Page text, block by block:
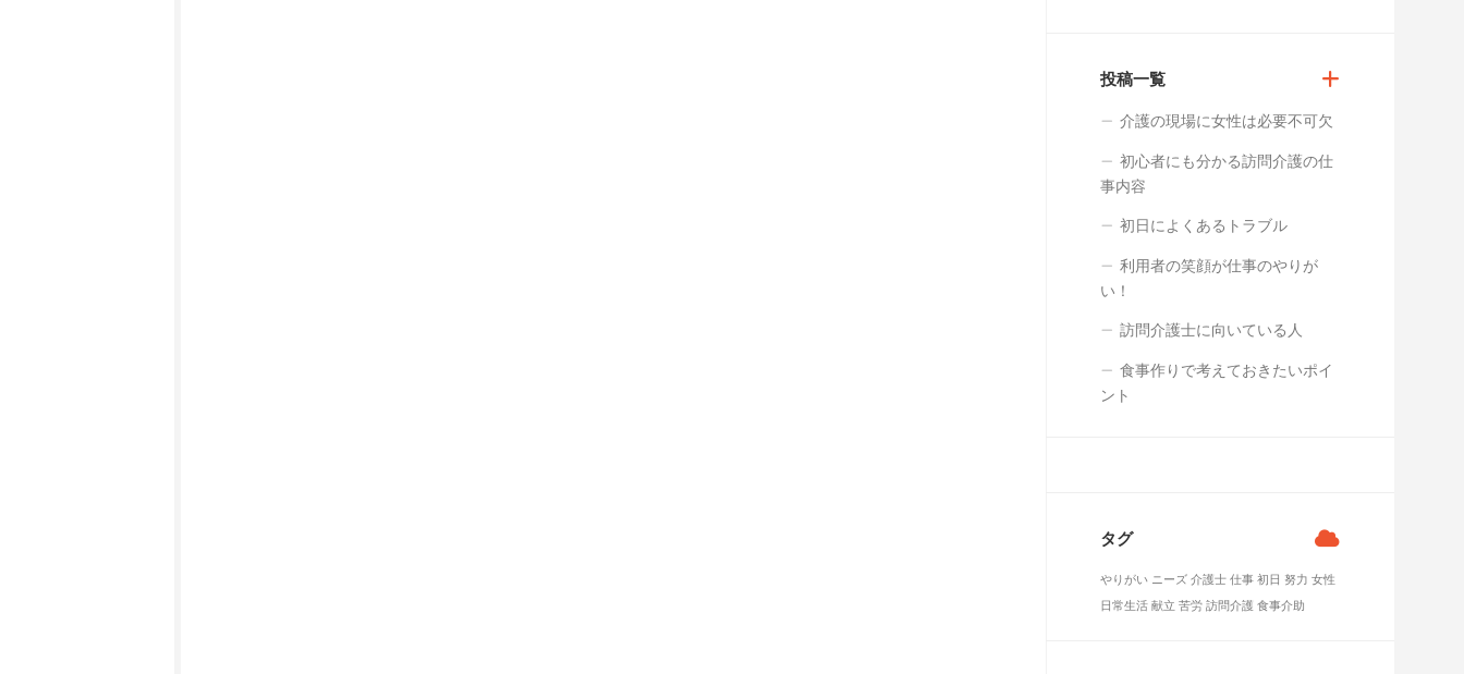
投稿一覧
介護の現場に女性は必要不可欠
初心者にも分かる訪問介護の仕
事内容
初日によくあるトラブル
利用者の笑顔が仕事のやりが
い！
訪問介護士に向いている人
食事作りで考えておきたいポイ
ント
タグ
やりがい ニーズ 介護士 仕事 初日 努力 女性
日常生活 献立 苦労 訪問介護 食事介助